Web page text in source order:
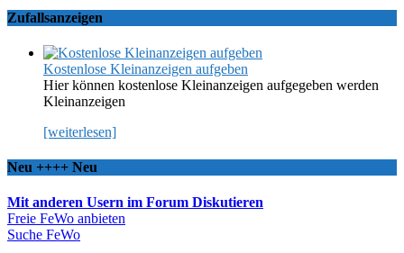
Zufallsanzeigen
Kostenlose Kleinanzeigen aufgeben
Hier können kostenlose Kleinanzeigen aufgegeben werden
Kleinanzeigen
[weiterlesen]
Neu ++++ Neu
Mit anderen Usern im Forum Diskutieren
Freie FeWo anbieten
Suche FeWo